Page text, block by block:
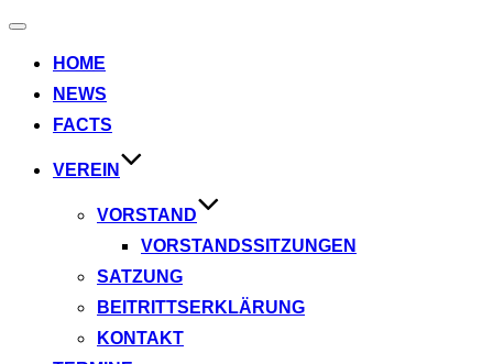
Navigation
HOME
NEWS
FACTS
VEREIN
VORSTAND
VORSTANDSSITZUNGEN
SATZUNG
BEITRITTSERKLÄRUNG
KONTAKT